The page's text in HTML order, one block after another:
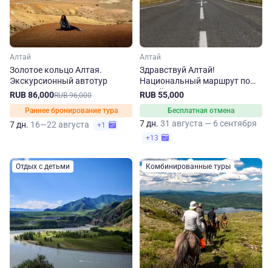
Алтай
Золотое кольцо Алтая.
Экскурсионный автотур
RUB 86,000RUB 96,000
Раннее бронирование тура
7 дн. 16—22 августа +1
Алтай
Здравствуй Алтай!
Национальный маршрут по
Алтайскому краю
RUB 55,000
Бесплатная отмена
7 дн. 31 августа — 6 сентября
+13
Отдых с детьми Комбинированные туры